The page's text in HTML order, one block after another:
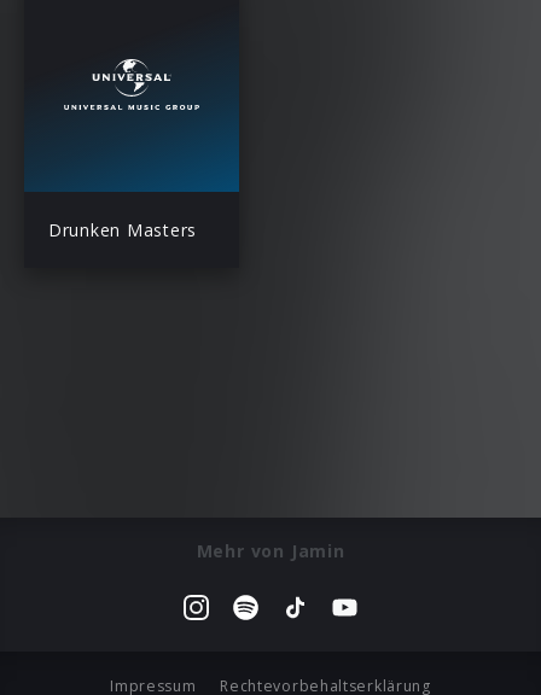
Drunken Masters
Mehr von Jamin
Impressum Rechtevorbehaltserklärung